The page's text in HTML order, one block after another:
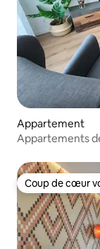
Appartement
Appartements
Coup de cœur
Coup de cœur